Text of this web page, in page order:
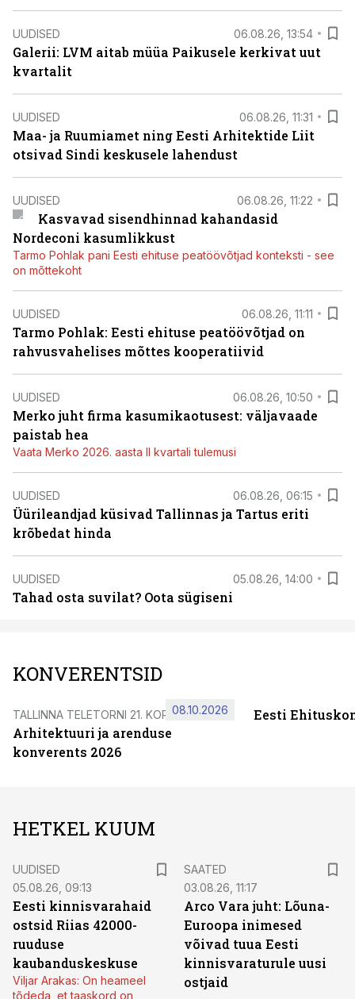
UUDISED 06.08.26, 13:54
Galerii: LVM aitab müüa Paikusele kerkivat uut
kvartalit
UUDISED 06.08.26, 11:31
Maa- ja Ruumiamet ning Eesti Arhitektide Liit
otsivad Sindi keskusele lahendust
UUDISED 06.08.26, 11:22
Kasvavad sisendhinnad kahandasid
Nordeconi kasumlikkust
Tarmo Pohlak pani Eesti ehituse peatöövõtjad konteksti - see
on mõttekoht
UUDISED 06.08.26, 11:11
Tarmo Pohlak: Eesti ehituse peatöövõtjad on
rahvusvahelises mõttes kooperatiivid
UUDISED 06.08.26, 10:50
Merko juht firma kasumikaotusest: väljavaade
paistab hea
Vaata Merko 2026. aasta II kvartali tulemusi
UUDISED 06.08.26, 06:15
Üürileandjad küsivad Tallinnas ja Tartus eriti
krõbedat hinda
UUDISED 05.08.26, 14:00
Tahad osta suvilat? Oota sügiseni
KONVERENTSID
TALLINNA TELETORNI 21. KORRUSEL
Arhitektuuri ja arenduse
konverents 2026
08.10.2026 Eesti
HETKEL KUUM
UUDISED
05.08.26, 09:13
Eesti kinnisvarahaid
ostsid Riias 42000-
ruuduse
kaubanduskeskuse
Viljar Arakas: On heameel
tõdeda, et taaskord on
SAATED
03.08.26, 11:17
Arco Vara juht: Lõuna-
Euroopa inimesed
võivad tuua Eesti
kinnisvaraturule uusi
ostjaid